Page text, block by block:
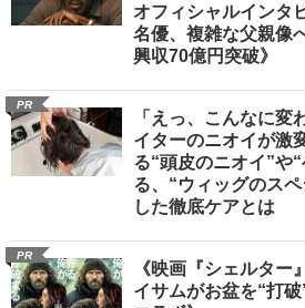
オフィシャルインタ
名優、複雑な父親像
興収70億円突破》
PR
「えっ、こんなに変
イターのニオイが
る“頭皮のニオイ”や
る、“ウィッグのス
した徹底ケアとは
PR
《映画『シェルター
イサムがお盆を“打